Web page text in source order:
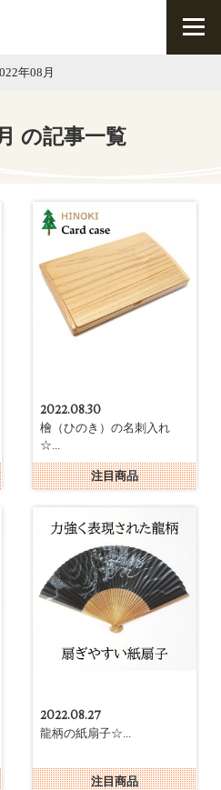
年08月
の記事一覧
2022.08.30
檜（ひのき）の名刺入れ
☆...
注目商品
2022.08.27
龍柄の紙扇子☆...
注目商品